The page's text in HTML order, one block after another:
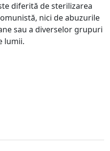
diferită de sterilizarea
nici de abuzurile
sau a diverselor grupuri
lumii.
moral.
în gestionarea
19, să înceteze de